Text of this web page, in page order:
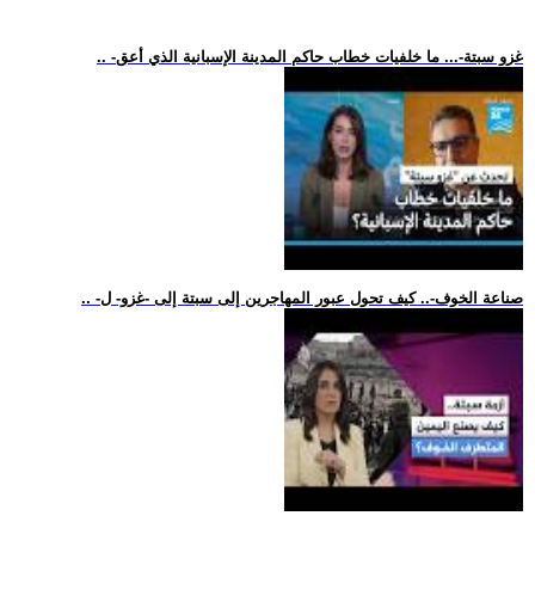
.. -غزو سبتة-... ما خلفيات خطاب حاكم المدينة الإسبانية الذي أعق
.. -صناعة الخوف-.. كيف تحول عبور المهاجرين إلى سبتة إلى -غزو- ل